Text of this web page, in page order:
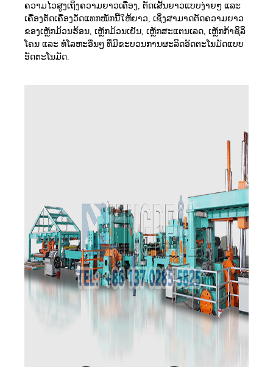
ຄວາມໄວສູງເຖິງຄວາມຍາວເຄື່ອງ, ຕັດເສັ້ນຍາວແບບງ່າຍໆ ແລະ
ເຄື່ອງຕັດເຄື່ອງວັດແທກໜັກນີ້ໃຫ້ຍາວ, ເຊິ່ງສາມາດຕັດຄວາມຍາວ
ຂອງເຫຼັກມ້ວນຮ້ອນ, ເຫຼັກມ້ວນເຢັນ, ເຫຼັກສະແຕນເລດ, ເຫຼັກກ້າຊິລິ
ໂຄນ ແລະ ທໍ່ໂລຫະອື່ນໆ ທີ່ມີຂະບວນການຜະລິດອັດຕະໂນມັດແບບ
ອັດຕະໂນມັດ.